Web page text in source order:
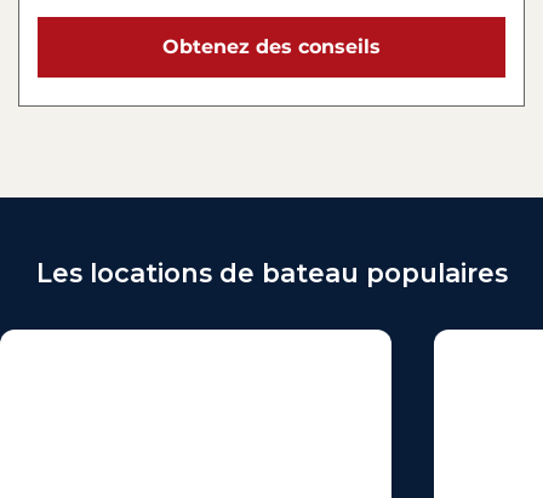
Obtenez des conseils
Les locations de bateau populaires